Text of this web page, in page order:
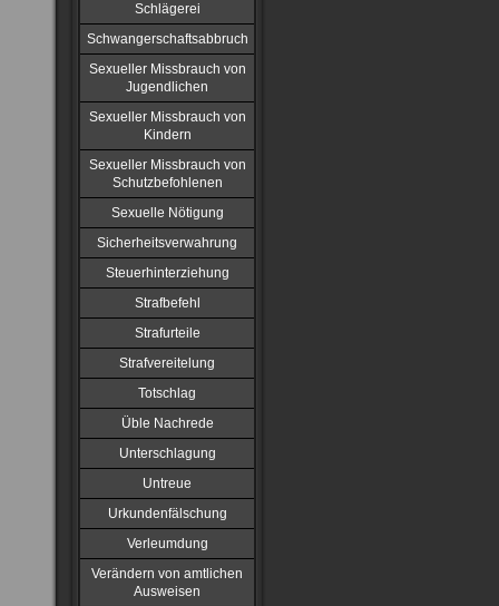
Schlägerei
Schwangerschaftsabbruch
Sexueller Missbrauch von
Jugendlichen
Sexueller Missbrauch von
Kindern
Sexueller Missbrauch von
Schutzbefohlenen
Sexuelle Nötigung
Sicherheitsverwahrung
Steuerhinterziehung
Strafbefehl
Strafurteile
Strafvereitelung
Totschlag
Üble Nachrede
Unterschlagung
Untreue
Urkundenfälschung
Verleumdung
Verändern von amtlichen
Ausweisen